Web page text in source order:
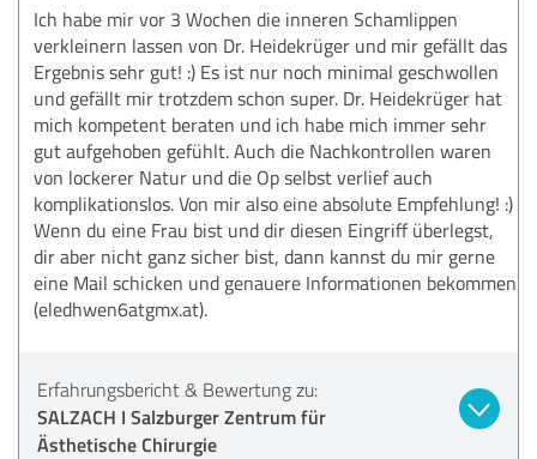
Ich habe mir vor 3 Wochen die inneren Schamlippen
verkleinern lassen von Dr. Heidekrüger und mir gefällt das
Ergebnis sehr gut! :) Es ist nur noch minimal geschwollen
und gefällt mir trotzdem schon super. Dr. Heidekrüger hat
mich kompetent beraten und ich habe mich immer sehr
gut aufgehoben gefühlt. Auch die Nachkontrollen waren
von lockerer Natur und die Op selbst verlief auch
komplikationslos. Von mir also eine absolute Empfehlung! :)
Wenn du eine Frau bist und dir diesen Eingriff überlegst,
dir aber nicht ganz sicher bist, dann kannst du mir gerne
eine Mail schicken und genauere Informationen bekommen
(eledhwen6atgmx.at).
Erfahrungsbericht & Bewertung zu:
SALZACH I Salzburger Zentrum für
Ästhetische Chirurgie